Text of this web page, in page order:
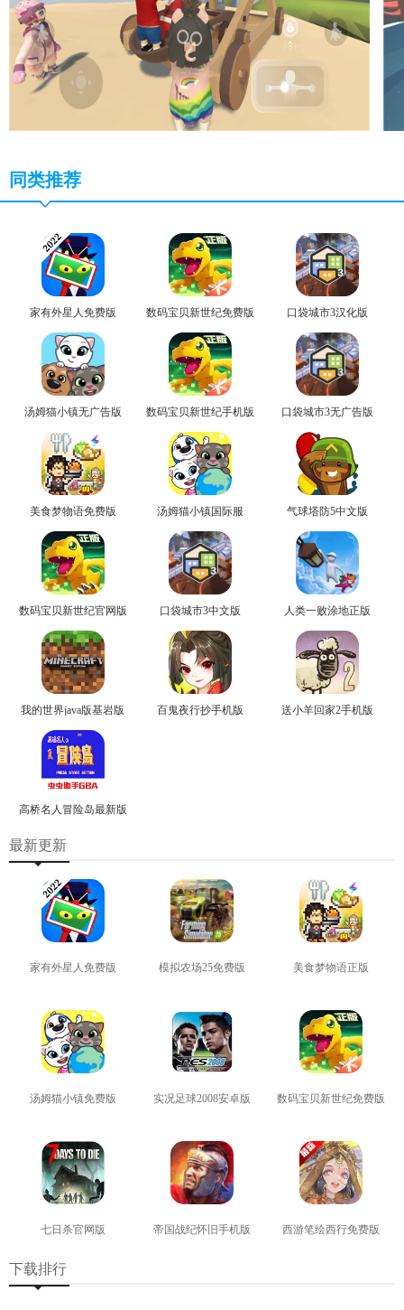
同类推荐
家有外星人免费版 数码宝贝新世纪免费版 口袋城市3汉化版
汤姆猫小镇无广告版 数码宝贝新世纪手机版 口袋城市3无广告版
美食梦物语免费版 汤姆猫小镇国际服 气球塔防5中文版
数码宝贝新世纪官网版 口袋城市3中文版 人类一败涂地正版
我的世界java版基岩版 百鬼夜行抄手机版 送小羊回家2手机版
高桥名人冒险岛最新版
最新更新
家有外星人免费版 模拟农场25免费版 美食梦物语正版
汤姆猫小镇免费版 实况足球2008安卓版 数码宝贝新世纪免费版
七日杀官网版 帝国战纪怀旧手机版 西游笔绘西行免费版
下载排行